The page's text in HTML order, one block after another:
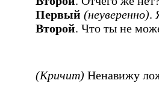
Первый (неуверенно).
Второй. Что ты не
(Кричит) Ненавижу